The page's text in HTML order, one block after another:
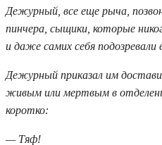
Дежурный, все еще рыча,
пинчера, сыщики, которые
и даже самих себя подозревали
Дежурный приказал им
живым или мертвым в
коротко:
— Тяф!